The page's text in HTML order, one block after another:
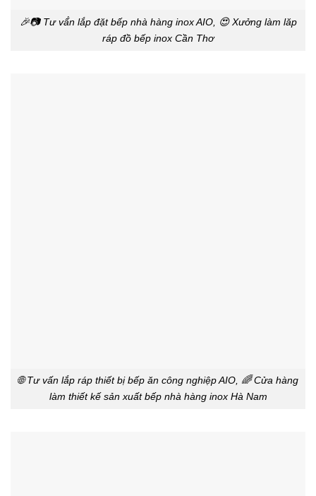
🎉📷 Tư vấ́n lắp đặt bếp nhà hàng inox AIO, 😍 Xưởng làm lăp
ráp đồ bếp inox Cần Thơ
🌐 Tư vấn lắp ráp thiết bị bếp ăn công nghiệp AIO, 🌈 Cửa hàng
làm thiết kế sản xuất bếp nhà hàng inox Hà Nam